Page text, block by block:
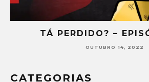
TÁ PERDIDO? –
OUTUBRO 14, 2022
CATEGORIAS